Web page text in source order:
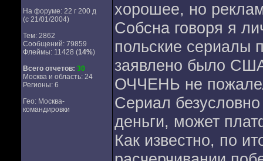
На форуме: 22 г 200 д
(с 21/01/2004)
Тем: 2862
Сообщений: 79859
Флеймы: 11428 (14%)
Всего отчетов: 30
Москва и область: 24
Регионы: 6
Гео: Москва-
командировки
хорошее, но
Собсна говоря я
польские сериалы
заявлено было
ОЧЧЕНЬ не
Сериал
деньги, может
Как известно, по